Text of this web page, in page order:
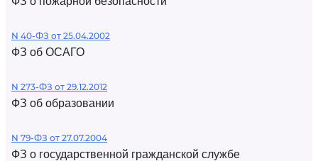
N 40-ФЗ от 25.04.2002
ФЗ об ОСАГО
N 273-ФЗ от 29.12.2012
ФЗ об образовании
N 79-ФЗ от 27.07.2004
ФЗ о государственной гражданской службе